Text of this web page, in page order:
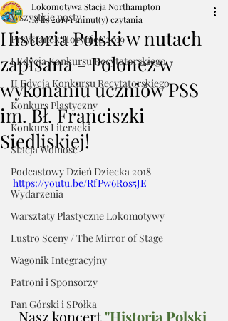
Wszystkie posty
Przystanek Horyniec 2019
I Edycja Konkursu Recytatorskiego
II Edycja Konkursu Recytatorskiego
Konkurs Plastyczny
Konkurs Literacki
Stacja Wolność
Podcastowy Dzień Dziecka 2018
Wydarzenia
Warsztaty Plastyczne Lokomotywy
Lustro Sceny / The Mirror of Stage
Wagonik Integracyjny
Patroni i Sponsorzy
Pan Górski i SPółka
Historia Polski w nutach
zapisana - Polonez w
wykonaniu uczniów PSS
im. Bł. Franciszki
Siedliskiej!
Lokomotywa Stacja Northampton
18 lis 20191 minut(y) czytania
https://youtu.be/RfPw6Ros5JE
Nasz koncert "Historia Polski